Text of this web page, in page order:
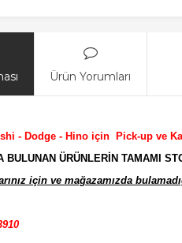
Ürün Yorumları
- Dodge - Hino için Pick-up ve
BULUNAN ÜRÜNLERİN TAMAMI
için ve mağazamızda